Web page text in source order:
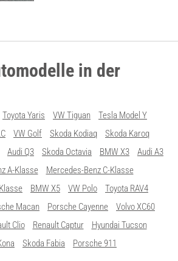
in der
Toyota Yaris VW Tiguan
Tesla Model Y
VW Golf Skoda Kodiaq
Skoda Karoq
Audi Q3 Skoda Octavia BMW X3
Audi A3
A-Klasse
Mercedes-Benz C-Klasse
BMW X5 VW Polo
Toyota RAV4
Macan Porsche Cayenne
Volvo XC60
Clio Renault Captur
Hyundai Tucson
Skoda Fabia Porsche 911